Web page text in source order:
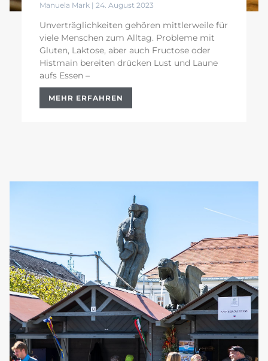
Manuela Mark 24. August 2023
Unverträglichkeiten gehören mittlerweile für
viele Menschen zum Alltag. Probleme mit
Gluten, Laktose, aber auch Fructose oder
Histmain bereiten drücken Lust und Laune
aufs Essen –
MEHR ERFAHREN